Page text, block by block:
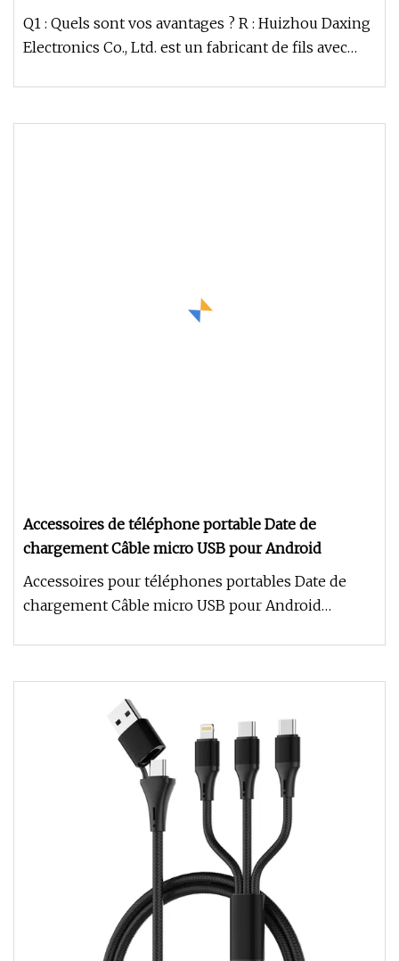
Q1 : Quels sont vos avantages ? R : Huizhou Daxing
Electronics Co., Ltd. est un fabricant de fils avec
Accessoires de téléphone portable Date de
chargement Câble micro USB pour Android
Accessoires pour téléphones portables Date de
chargement Câble micro USB pour Android